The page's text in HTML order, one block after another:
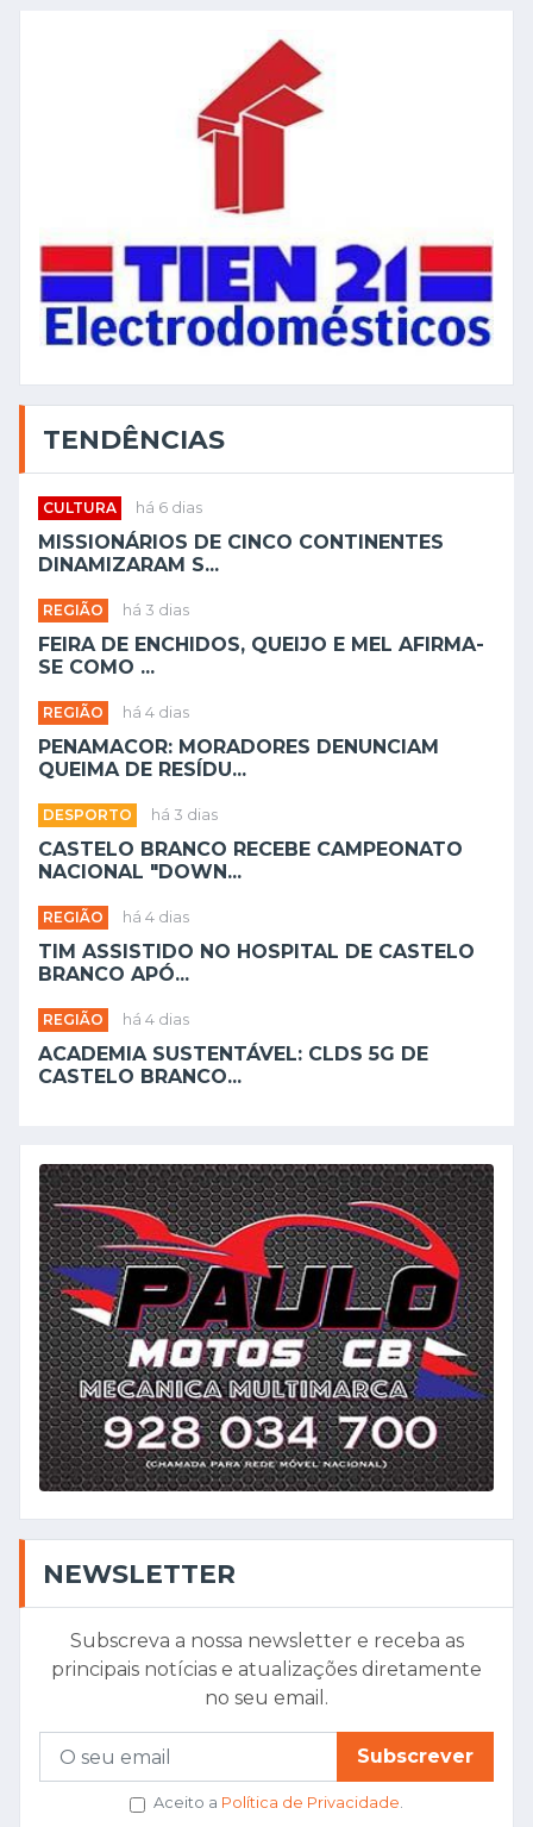
TENDÊNCIAS
CULTURA há 6 dias
MISSIONÁRIOS DE CINCO CONTINENTES
DINAMIZARAM S...
REGIÃO há 3 dias
FEIRA DE ENCHIDOS, QUEIJO E MEL AFIRMA-
SE COMO ...
REGIÃO há 4 dias
PENAMACOR: MORADORES DENUNCIAM
QUEIMA DE RESÍDU...
DESPORTO há 3 dias
CASTELO BRANCO RECEBE CAMPEONATO
NACIONAL "DOWN...
REGIÃO há 4 dias
TIM ASSISTIDO NO HOSPITAL DE CASTELO
BRANCO APÓ...
REGIÃO há 4 dias
ACADEMIA SUSTENTÁVEL: CLDS 5G DE
CASTELO BRANCO...
NEWSLETTER
Subscreva a nossa newsletter e receba as
principais notícias e atualizações diretamente
no seu email.
Subscrever
Aceito a Política de Privacidade.